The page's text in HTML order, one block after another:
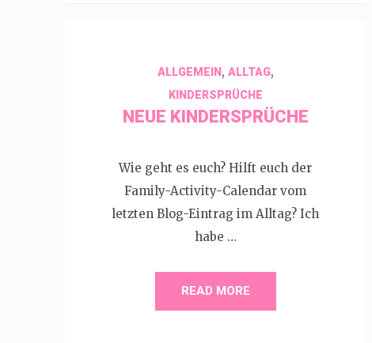
ALLGEMEIN, ALLTAG,
KINDERSPRÜCHE
NEUE KINDERSPRÜCHE
Wie geht es euch? Hilft euch der
Family-Activity-Calendar vom
letzten Blog-Eintrag im Alltag? Ich
habe …
READ MORE